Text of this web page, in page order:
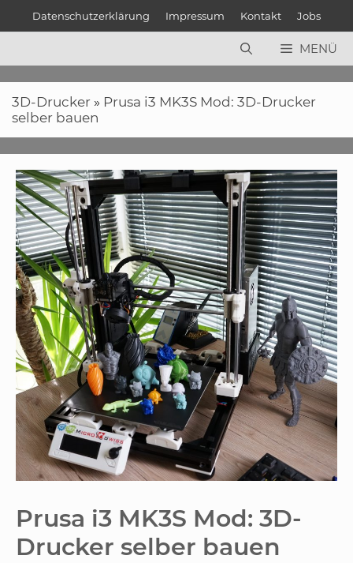
Datenschutzerklärung Impressum Kontakt Jobs
MENÜ
3D-Drucker » Prusa i3 MK3S Mod: 3D-Drucker
selber bauen
Prusa i3 MK3S Mod: 3D-
Drucker selber bauen